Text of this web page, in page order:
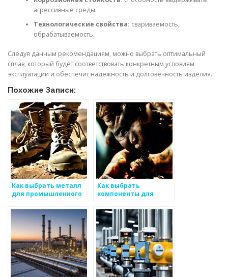
агрессивные среды.
Технологические свойства: свариваемость,
обрабатываемость.
Следуя данным рекомендациям, можно выбрать оптимальный
сплав, который будет соответствовать конкретным условиям
эксплуатации и обеспечит надежность и долговечность изделия.
Похожие Записи:
Как выбрать металл
для промышленного
Как выбрать
компоненты для
изделий